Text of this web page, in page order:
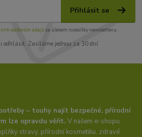
Přihlásit se
osobních údajůza účelem rozesílky newsletteru.
odhlásit. Zasíláme jednou za 30 dní.
– touhy najít bezpečné, přírodní
lze opravdu věřit.V našem e-shopu
stravy, přírodní kosmetiku, zdravé